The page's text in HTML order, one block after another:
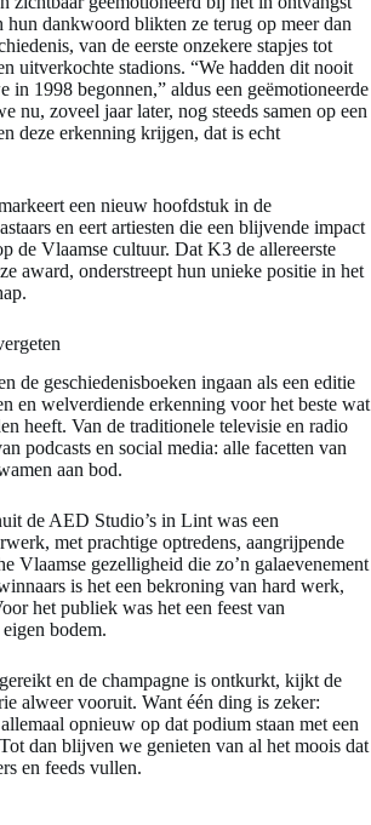
hun dankwoord blikten ze terug op meer dan
van de eerste onzekere stapjes tot
uitverkochte stadions. “We hadden dit nooit
in 1998 begonnen,” aldus een geëmotioneerde
nu, zoveel jaar later, nog steeds samen op een
deze erkenning krijgen, dat is echt
een nieuw hoofdstuk in de
en eert artiesten die een blijvende impact
de Vlaamse cultuur. Dat K3 de allereerste
award, onderstreept hun unieke positie in het
de geschiedenisboeken ingaan als een editie
en welverdiende erkenning voor het beste wat
heeft. Van de traditionele televisie en radio
podcasts en social media: alle facetten van
aan bod.
de AED Studio’s in Lint was een
met prachtige optredens, aangrijpende
Vlaamse gezelligheid die zo’n galaevenement
is het een bekroning van hard werk,
het publiek was het een feest van
bodem.
en de champagne is ontkurkt, kijkt de
alweer vooruit. Want één ding is zeker:
opnieuw op dat podium staan met een
dan blijven we genieten van al het moois dat
en feeds vullen.